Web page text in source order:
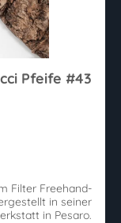
Pfeife #43
Filter Freehand-
in seiner
in Pesaro.